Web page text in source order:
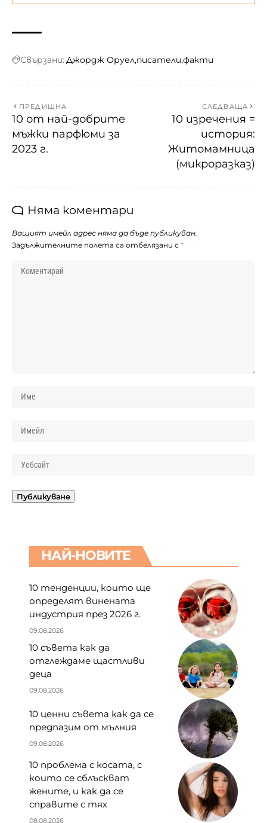
Свързани: Джордж Оруел писатели факти
ПРЕДИШНА
10 от най-добрите
мъжки парфюми за
2023 г.
СЛЕДВАЩА
10 изречения =
история:
Житомамница
(микроразказ)
Няма коментари
Вашият имейл адрес няма да бъде публикуван.
Задължителните полета са отбелязани с *
НАЙ-НОВИТЕ
10 тенденции, които ще
определят винената
индустрия през 2026 г.
09.08.2026
10 съвета как да
отглеждаме щастливи
деца
09.08.2026
10 ценни съвета как да се
предпазим от мълния
09.08.2026
10 проблема с косата, с
които се сблъскват
жените, и как да се
справите с тях
08.08.2026